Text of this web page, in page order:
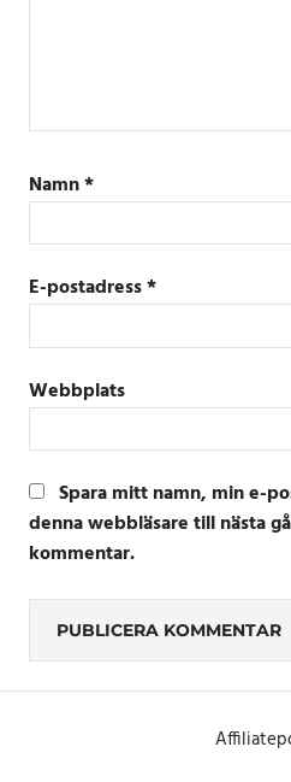
Namn*
E-postadress*
Webbplats
Spara mitt namn, min e-
denna webbläsare till nästa
kommentar.